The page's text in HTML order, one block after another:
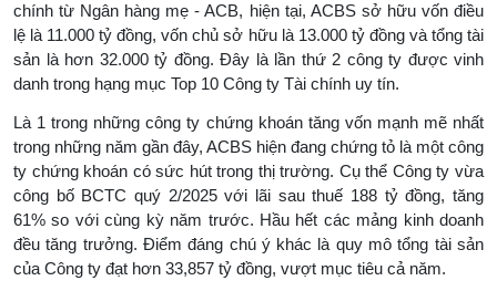
chính từ Ngân hàng mẹ - ACB, hiện tại, ACBS sở hữu vốn điều
lệ là 11.000 tỷ đồng, vốn chủ sở hữu là 13.000 tỷ đồng và tổng tài
sản là hơn 32.000 tỷ đồng. Đây là lần thứ 2 công ty được vinh
danh trong hạng mục Top 10 Công ty Tài chính uy tín.
Là 1 trong những công ty chứng khoán tăng vốn mạnh mẽ nhất
trong những năm gần đây, ACBS hiện đang chứng tỏ là một công
ty chứng khoán có sức hút trong thị trường. Cụ thể Công ty vừa
công bố BCTC quý 2/2025 với lãi sau thuế 188 tỷ đồng, tăng
61% so với cùng kỳ năm trước. Hầu hết các mảng kinh doanh
đều tăng trưởng. Điểm đáng chú ý khác là quy mô tổng tài sản
của Công ty đạt hơn 33,857 tỷ đồng, vượt mục tiêu cả năm.